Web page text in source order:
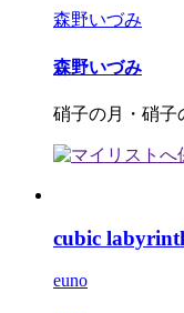
森野いづみ
森野いづみ
硝子の月・硝
cubic
euno